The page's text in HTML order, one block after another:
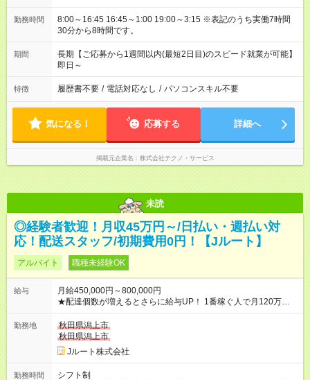
勤務時間
8:00～16:45 16:45～1:00 19:00～3:15 ※表記のうち実働7時間
30分から8時間です。
期間
長期【ご応募から1週間以内(最短2日目)のスピード就業が可能】
即日～
特徴 履歴書不要 / 電話対応なし / パソコンスキル不要
気になる！ 応募する 詳細へ
掲載元企業名 株式会社テクノ・サービス
未読
◎経験者歓迎！月収45万円～/日払い・週払い対
応！配送スタッフ/初期費用0円！【Jルート】
アルバイト 職種未経験OK
給与
月給450,000円～800,000円
★配達個数が増えるとさらに給与UP！ 1番稼ぐ人で月120万ほ
ど！ ・主要都市エリア 月収55万円／週5日稼働 月収65万~112
万円／週6日稼働 ・地方郊外エリア 月収40万円／週5日稼働 月
収40万円~50万円／週6日稼働 ＜モデルイメージ＞ ■月収50万
円 (27歳男性/江東区在住)※元建築関係 1日150個配達×25日勤務
(日休み) ■月収80万円(43歳男性/墨田区在住)※元営業 1日200個
勤務地
秋田県潟上市
秋田県潟上市
Jルート株式会社
勤務時間
シフト制